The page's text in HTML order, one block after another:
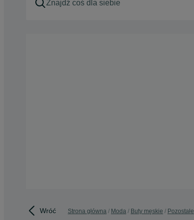
Wróć Strona główna Moda Buty męskie Pozostałe